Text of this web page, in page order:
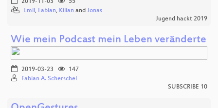
Emil , Fabian, Kilian and Jonas
Jugend hackt 2019
Wie mein Podcast mein Leben veränderte
2019-03-23
147
Fabian A. Scherschel
SUBSCRIBE 10